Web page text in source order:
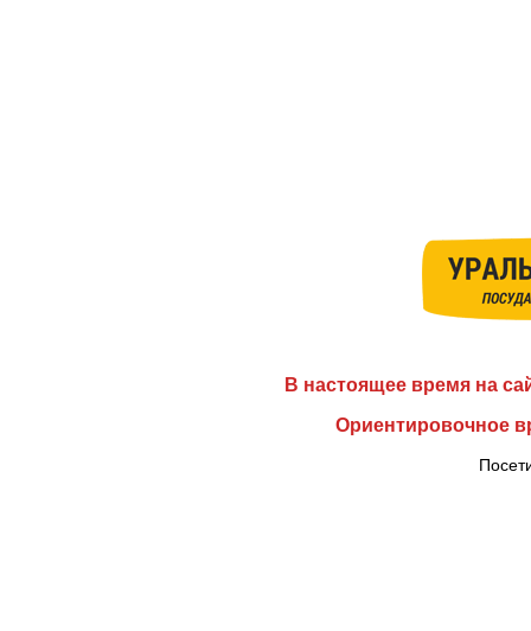
В настоящее время на
Ориентировочное